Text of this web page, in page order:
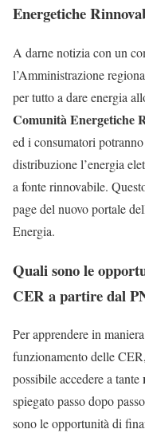
Energetiche
A darne notizia con un
l’Amministrazione
per tutto a dare energia
Comunità Energetiche
ed i consumatori
distribuzione l’energia
a fonte rinnovabile.
page del nuovo portale
Energia.
Quali sono le
CER a partire dal
Per apprendere in
funzionamento delle
possibile accedere a tante
spiegato passo dopo
sono le opportunità di